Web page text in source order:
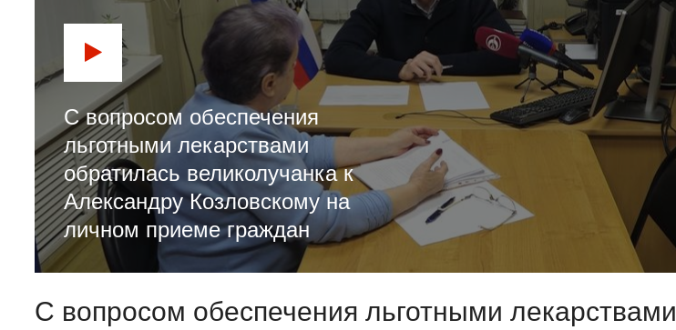
С вопросом обеспечения
льготными лекарствами
обратилась великолучанка к
Александру Козловскому на
личном приеме граждан
С вопросом обеспечения льготными лекарствами